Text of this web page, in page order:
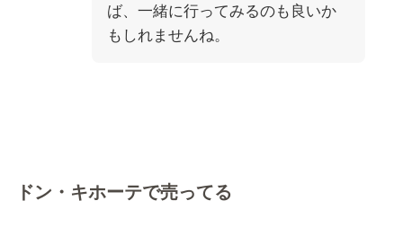
ば、一緒に行ってみるのも良いか
もしれませんね。
ドン・キホーテで売ってる